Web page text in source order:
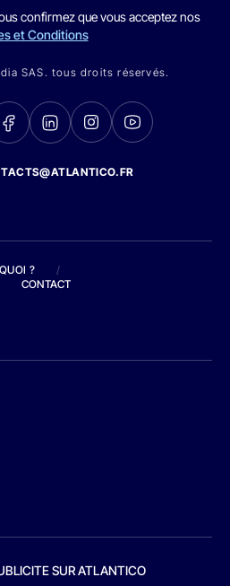
confirmez que vous acceptez nos
et Conditions
SAS. tous droits réservés.
?
/
CONTACT
SUR ATLANTICO